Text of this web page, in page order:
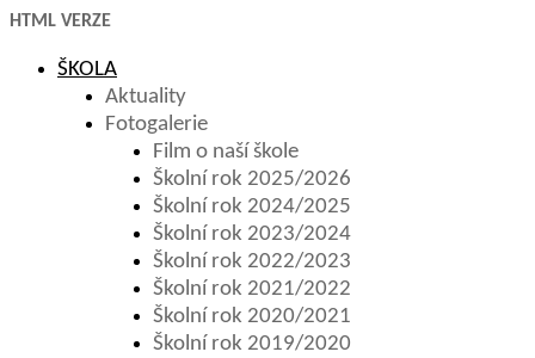
HTML VERZE
ŠKOLA
Aktuality
Fotogalerie
Film o naší škole
Školní rok 2025/2026
Školní rok 2024/2025
Školní rok 2023/2024
Školní rok 2022/2023
Školní rok 2021/2022
Školní rok 2020/2021
Školní rok 2019/2020